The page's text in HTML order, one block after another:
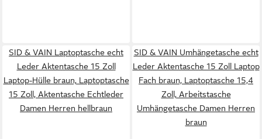
SID & VAIN Laptoptasche echt
Leder Aktentasche 15 Zoll
Laptop-Hülle braun, Laptoptasche
15 Zoll, Aktentasche Echtleder
Damen Herren hellbraun
SID & VAIN Umhängetasche echt
Leder Aktentasche 15 Zoll Laptop
Fach braun, Laptoptasche 15,4
Zoll, Arbeitstasche
Umhängetasche Damen Herren
braun